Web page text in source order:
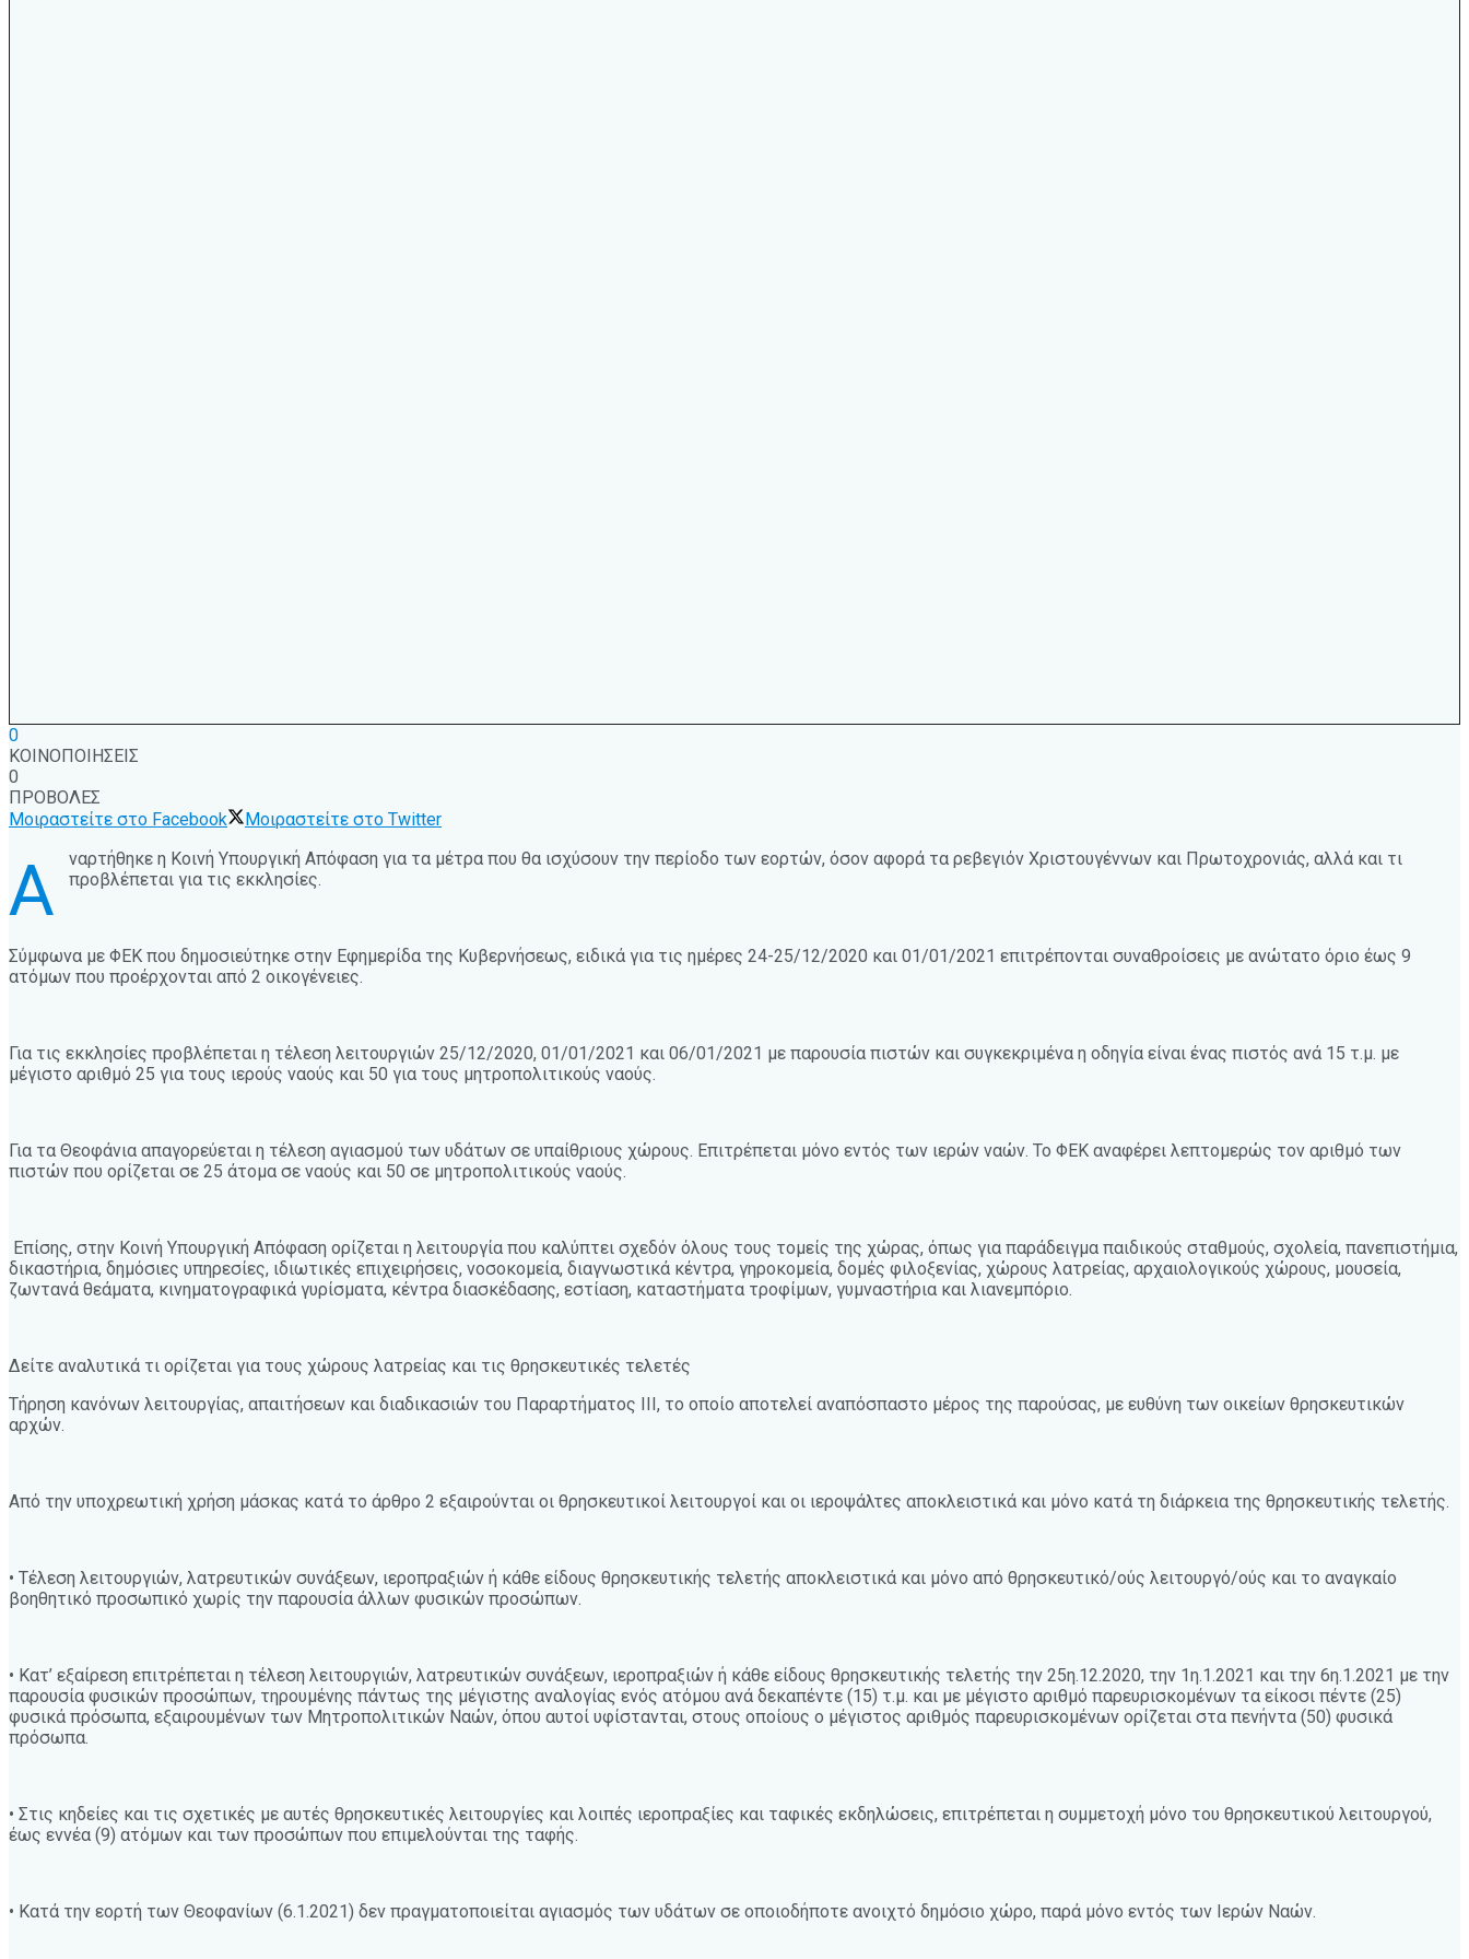
0
ΚΟΙΝΟΠΟΙΗΣΕΙΣ
0
ΠΡΟΒΟΛΕΣ
Μοιραστείτε στο Facebook
Μοιραστείτε στο Twitter
Α
ναρτήθηκε η Κοινή Υπουργική Απόφαση για τα μέτρα που θα ισχύσουν την περίοδο των εορτών, όσον αφορά τα ρεβεγιόν Χριστουγέννων και Πρωτοχρονιάς, αλλά και τι
προβλέπεται για τις εκκλησίες.
Σύμφωνα με ΦΕΚ που δημοσιεύτηκε στην Εφημερίδα της Κυβερνήσεως, ειδικά για τις ημέρες 24-25/12/2020 και 01/01/2021 επιτρέπονται συναθροίσεις με ανώτατο όριο έως 9
ατόμων που προέρχονται από 2 οικογένειες.
Για τις εκκλησίες προβλέπεται η τέλεση λειτουργιών 25/12/2020, 01/01/2021 και 06/01/2021 με παρουσία πιστών και συγκεκριμένα η οδηγία είναι ένας πιστός ανά 15 τ.μ. με
μέγιστο αριθμό 25 για τους ιερούς ναούς και 50 για τους μητροπολιτικούς ναούς.
Για τα Θεοφάνια απαγορεύεται η τέλεση αγιασμού των υδάτων σε υπαίθριους χώρους. Επιτρέπεται μόνο εντός των ιερών ναών. Το ΦΕΚ αναφέρει λεπτομερώς τον αριθμό των
πιστών που ορίζεται σε 25 άτομα σε ναούς και 50 σε μητροπολιτικούς ναούς.
Επίσης, στην Κοινή Υπουργική Απόφαση ορίζεται η λειτουργία που καλύπτει σχεδόν όλους τους τομείς της χώρας, όπως για παράδειγμα παιδικούς σταθμούς, σχολεία, πανεπιστήμια,
δικαστήρια, δημόσιες υπηρεσίες, ιδιωτικές επιχειρήσεις, νοσοκομεία, διαγνωστικά κέντρα, γηροκομεία, δομές φιλοξενίας, χώρους λατρείας, αρχαιολογικούς χώρους, μουσεία,
ζωντανά θεάματα, κινηματογραφικά γυρίσματα, κέντρα διασκέδασης, εστίαση, καταστήματα τροφίμων, γυμναστήρια και λιανεμπόριο.
Δείτε αναλυτικά τι ορίζεται για τους χώρους λατρείας και τις θρησκευτικές τελετές
Τήρηση κανόνων λειτουργίας, απαιτήσεων και διαδικασιών του Παραρτήματος ΙΙΙ, το οποίο αποτελεί αναπόσπαστο μέρος της παρούσας, με ευθύνη των οικείων θρησκευτικών
αρχών.
Από την υποχρεωτική χρήση μάσκας κατά το άρθρο 2 εξαιρούνται οι θρησκευτικοί λειτουργοί και οι ιεροψάλτες αποκλειστικά και μόνο κατά τη διάρκεια της θρησκευτικής τελετής.
• Τέλεση λειτουργιών, λατρευτικών συνάξεων, ιεροπραξιών ή κάθε είδους θρησκευτικής τελετής αποκλειστικά και μόνο από θρησκευτικό/ούς λειτουργό/ούς και το αναγκαίο
βοηθητικό προσωπικό χωρίς την παρουσία άλλων φυσικών προσώπων.
• Κατ’ εξαίρεση επιτρέπεται η τέλεση λειτουργιών, λατρευτικών συνάξεων, ιεροπραξιών ή κάθε είδους θρησκευτικής τελετής την 25η.12.2020, την 1η.1.2021 και την 6η.1.2021 με την
παρουσία φυσικών προσώπων, τηρουμένης πάντως της μέγιστης αναλογίας ενός ατόμου ανά δεκαπέντε (15) τ.μ. και με μέγιστο αριθμό παρευρισκομένων τα είκοσι πέντε (25)
φυσικά πρόσωπα, εξαιρουμένων των Μητροπολιτικών Ναών, όπου αυτοί υφίστανται, στους οποίους ο μέγιστος αριθμός παρευρισκομένων ορίζεται στα πενήντα (50) φυσικά
πρόσωπα.
• Στις κηδείες και τις σχετικές με αυτές θρησκευτικές λειτουργίες και λοιπές ιεροπραξίες και ταφικές εκδηλώσεις, επιτρέπεται η συμμετοχή μόνο του θρησκευτικού λειτουργού,
έως εννέα (9) ατόμων και των προσώπων που επιμελούνται της ταφής.
• Κατά την εορτή των Θεοφανίων (6.1.2021) δεν πραγματοποιείται αγιασμός των υδάτων σε οποιοδήποτε ανοιχτό δημόσιο χώρο, παρά μόνο εντός των Ιερών Ναών.